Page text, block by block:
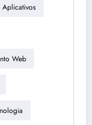
Aplicativos
Web